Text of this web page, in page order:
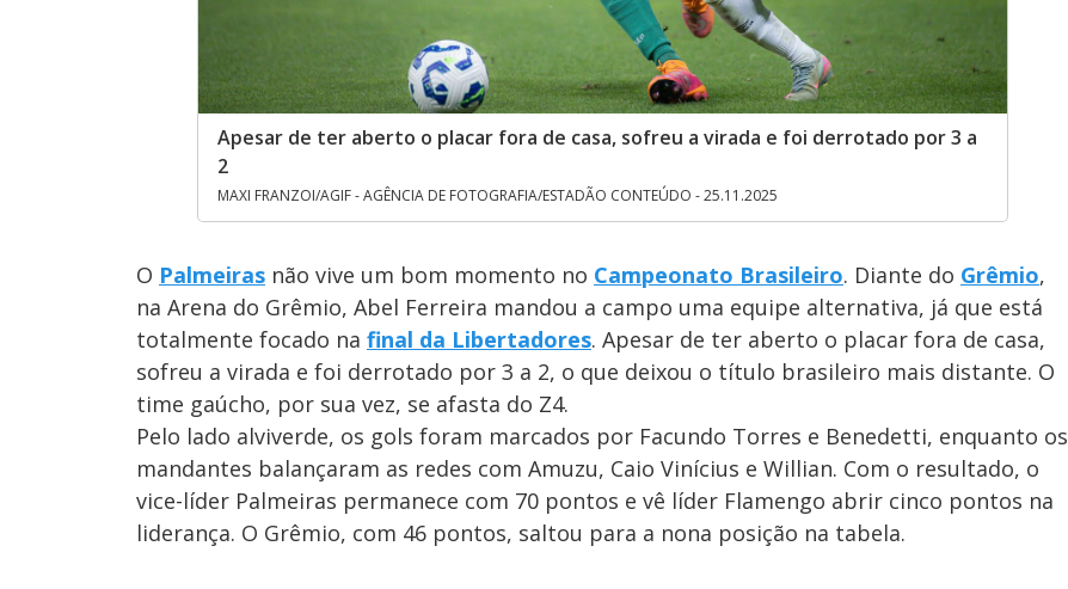
Apesar de ter aberto o placar fora de casa, sofreu a virada e foi derrotado por 3 a
2
MAXI FRANZOI/AGIF - AGÊNCIA DE FOTOGRAFIA/ESTADÃO CONTEÚDO - 25.11.2025
O Palmeiras não vive um bom momento no Campeonato Brasileiro. Diante do Grêmio,
na Arena do Grêmio, Abel Ferreira mandou a campo uma equipe alternativa, já que está
totalmente focado na final da Libertadores. Apesar de ter aberto o placar fora de casa,
sofreu a virada e foi derrotado por 3 a 2, o que deixou o título brasileiro mais distante. O
time gaúcho, por sua vez, se afasta do Z4.
Pelo lado alviverde, os gols foram marcados por Facundo Torres e Benedetti, enquanto os
mandantes balançaram as redes com Amuzu, Caio Vinícius e Willian. Com o resultado, o
vice-líder Palmeiras permanece com 70 pontos e vê líder Flamengo abrir cinco pontos na
liderança. O Grêmio, com 46 pontos, saltou para a nona posição na tabela.